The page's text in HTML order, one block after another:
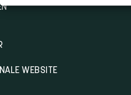
WEBSITE